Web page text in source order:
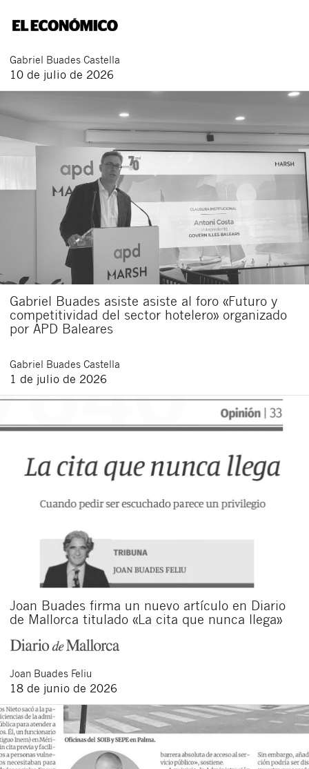
Gabriel Buades Castella
10 de julio de 2026
Gabriel Buades asiste asiste al foro «Futuro y
competitividad del sector hotelero» organizado
por APD Baleares
Gabriel Buades Castella
1 de julio de 2026
Joan Buades firma un nuevo artículo en Diario
de Mallorca titulado «La cita que nunca llega»
Joan Buades Feliu
18 de junio de 2026